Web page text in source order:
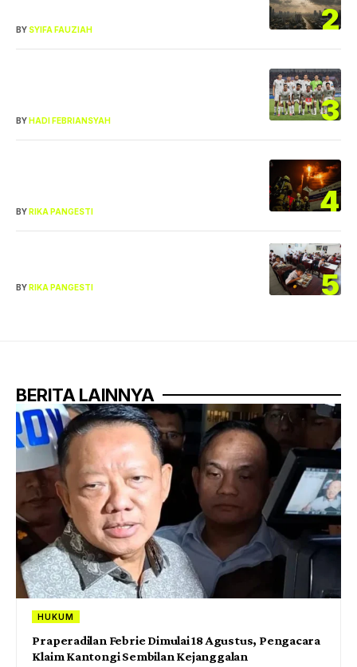
BY SYIFA FAUZIAH 2
BYHADI FEBRIANSYAH 3
BYRIKA PANGESTI 4
BYRIKA PANGESTI 5
BERITA LAINNYA
HUKUM
Praperadilan Febrie Dimulai 18 Agustus, Pengacara
Klaim Kantongi Sembilan Kejanggalan